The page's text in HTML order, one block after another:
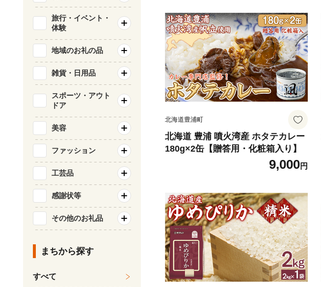
産 食品添加物不使用 冷凍 おかず
北海道豊浦町
北海道 豊浦 噴火湾産 ホタテカレー
180g×2缶【贈答用・化粧箱入り】
9,000円
旅行・イベント・
体験
地域のお礼の品
雑貨・日用品
スポーツ・アウト
ドア
美容
ファッション
工芸品
感謝状等
その他のお礼品
まちから探す
すべて